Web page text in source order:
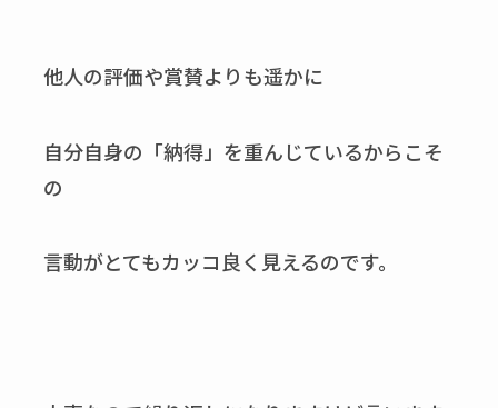
他人の評価や賞賛よりも遥かに
自分自身の「納得」を重んじているからこそ
の
言動がとてもカッコ良く見えるのです。